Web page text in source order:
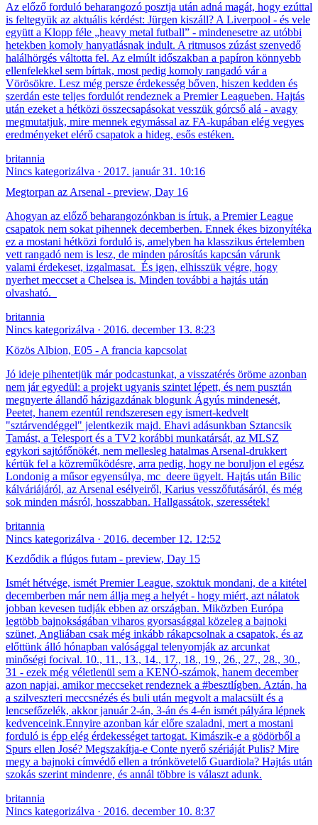
Az előző forduló beharangozó posztja után adná magát, hogy ezúttal
is feltegyük az aktuális kérdést: Jürgen kiszáll? A Liverpool - és vele
együtt a Klopp féle „heavy metal futball” - mindenesetre az utóbbi
hetekben komoly hanyatlásnak indult. A ritmusos zúzást szenvedő
halálhörgés váltotta fel. Az elmúlt időszakban a papíron könnyebb
ellenfelekkel sem bírtak, most pedig komoly rangadó vár a
Vörösökre. Lesz még persze érdekesség bőven, hiszen kedden és
szerdán este teljes fordulót rendeznek a Premier Leagueben. Hajtás
után ezeket a hétközi összecsapásokat vesszük górcső alá - avagy
megmutatjuk, mire mennek egymással az FA-kupában elég vegyes
eredményeket elérő csapatok a hideg, esős estéken.
britannia
Nincs kategorizálva
2017. január 31. 10:16
Megtorpan az Arsenal - preview, Day 16
Ahogyan az előző beharangozónkban is írtuk, a Premier League
csapatok nem sokat pihennek decemberben. Ennek ékes bizonyítéka
ez a mostani hétközi forduló is, amelyben ha klasszikus értelemben
vett rangadó nem is lesz, de minden párosítás kapcsán várunk
valami érdekeset, izgalmasat. És igen, elhisszük végre, hogy
nyerhet meccset a Chelsea is. Minden további a hajtás után
olvasható.
britannia
Nincs kategorizálva
2016. december 13. 8:23
Közös Albion, E05 - A francia kapcsolat
Jó ideje pihentetjük már podcastunkat, a visszatérés öröme azonban
nem jár egyedül: a projekt ugyanis szintet lépett, és nem pusztán
megnyerte állandő házigazdának blogunk Ágyús mindenesét,
Peetet, hanem ezentúl rendszeresen egy ismert-kedvelt
"sztárvendéggel" jelentkezik majd. Ehavi adásunkban Sztancsik
Tamást, a Telesport és a TV2 korábbi munkatársát, az MLSZ
egykori sajtófőnökét, nem mellesleg hatalmas Arsenal-drukkert
kértük fel a közreműködésre, arra pedig, hogy ne boruljon el egész
Londonig a műsor egyensúlya, mc_deere ügyelt. Hajtás után Bilic
kálváriájáról, az Arsenal esélyeiről, Karius vesszőfutásáról, és még
sok minden másról, hosszabban. Hallgassátok, szeressétek!
britannia
Nincs kategorizálva
2016. december 12. 12:52
Kezdődik a flúgos futam - preview, Day 15
Ismét hétvége, ismét Premier League, szoktuk mondani, de a kitétel
decemberben már nem állja meg a helyét - hogy miért, azt nálatok
jobban kevesen tudják ebben az országban. Miközben Európa
legtöbb bajnokságában viharos gyorsasággal közeleg a bajnoki
szünet, Angliában csak még inkább rákapcsolnak a csapatok, és az
előttünk álló hónapban valósággal telenyomják az arcunkat
minőségi focival. 10., 11., 13., 14., 17., 18., 19., 26., 27., 28., 30.,
31 - ezek még véletlenül sem a KENÓ-számok, hanem december
azon napjai, amikor meccseket rendeznek a #besztlígben. Aztán, ha
a szilveszteri meccsnézés és buli után megvolt a malacsült és a
lencsefőzelék, akkor január 2-án, 3-án és 4-én ismét pályára lépnek
kedvenceink.Ennyire azonban kár előre szaladni, mert a mostani
forduló is épp elég érdekességet tartogat. Kimászik-e a gödörből a
Spurs ellen José? Megszakítja-e Conte nyerő szériáját Pulis? Mire
megy a bajnoki címvédő ellen a trónkövetelő Guardiola? Hajtás után
szokás szerint mindenre, és annál többre is választ adunk.
britannia
Nincs kategorizálva
2016. december 10. 8:37